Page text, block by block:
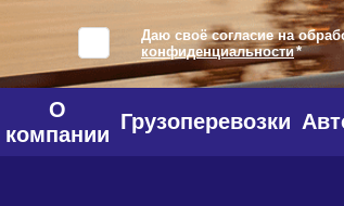
Даю своё согласие на
конфиденциальности*
О
компании
Грузоперевозки